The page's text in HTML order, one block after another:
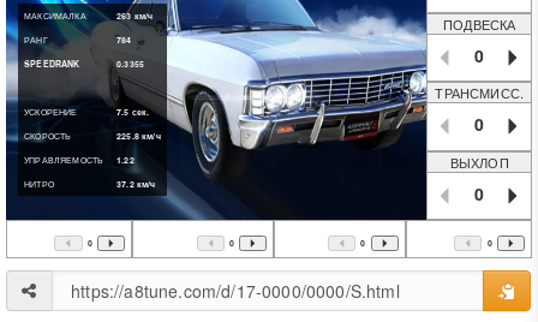
МАКСИМАЛКА 263км/ч
РАНГ
784
SPEEDRANK
0.3355
УСКОРЕНИЕ 7.5 сек.
СКОРОСТЬ
225.8км/ч
УПРАВЛЯЕМОСТЬ
1.22
НИТРО
37.2км/ч
ПОДВЕСКА
0
ТРАНСМИСС.
0
ВЫХЛОП
0
0 0 0 0